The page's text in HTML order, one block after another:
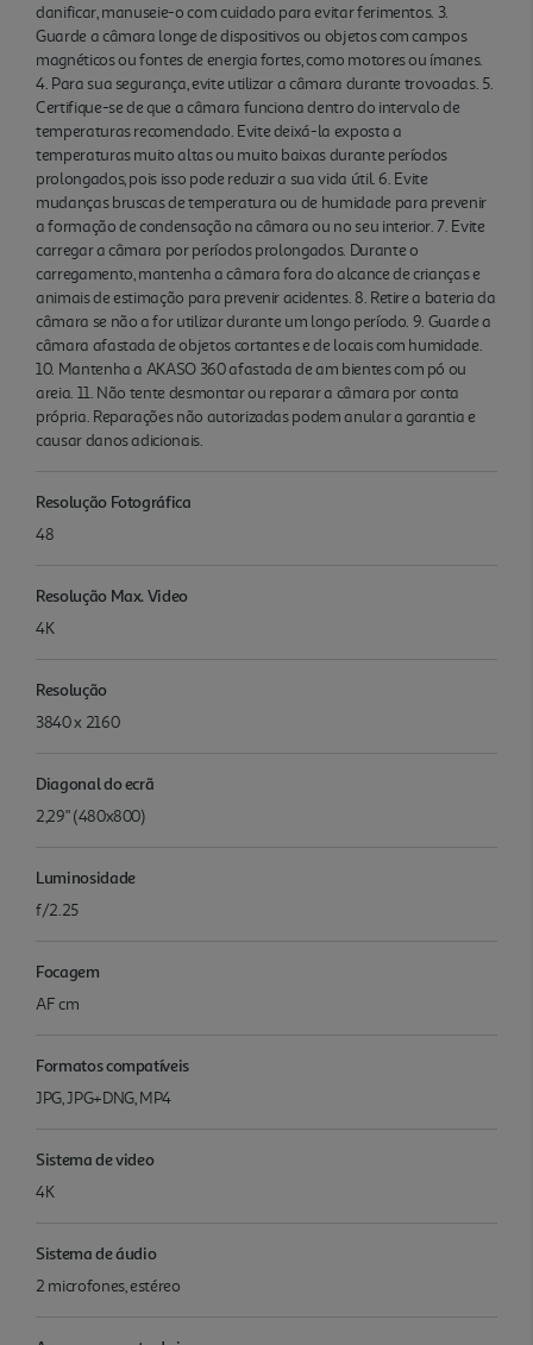
danificar, manuseie-o com cuidado para evitar ferimentos. 3.
Guarde a câmara longe de dispositivos ou objetos com campos
magnéticos ou fontes de energia fortes, como motores ou ímanes.
4. Para sua segurança, evite utilizar a câmara durante trovoadas. 5.
Certifique-se de que a câmara funciona dentro do intervalo de
temperaturas recomendado. Evite deixá-la exposta a
temperaturas muito altas ou muito baixas durante períodos
prolongados, pois isso pode reduzir a sua vida útil. 6. Evite
mudanças bruscas de temperatura ou de humidade para prevenir
a formação de condensação na câmara ou no seu interior. 7. Evite
carregar a câmara por períodos prolongados. Durante o
carregamento, mantenha a câmara fora do alcance de crianças e
animais de estimação para prevenir acidentes. 8. Retire a bateria da
câmara se não a for utilizar durante um longo período. 9. Guarde a
câmara afastada de objetos cortantes e de locais com humidade.
10. Mantenha a AKASO 360 afastada de am bientes com pó ou
areia. 11. Não tente desmontar ou reparar a câmara por conta
própria. Reparações não autorizadas podem anular a garantia e
causar danos adicionais.
Resolução Fotográfica
48
Resolução Max. Video
4K
Resolução
3840 x 2160
Diagonal do ecrã
2,29" (480x800)
Luminosidade
f/2.25
Focagem
AF cm
Formatos compatíveis
JPG, JPG+DNG, MP4
Sistema de video
4K
Sistema de áudio
2 microfones, estéreo